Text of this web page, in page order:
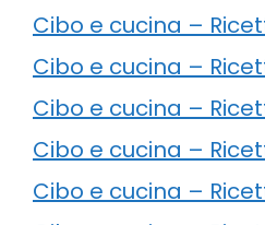
Cibo e cucina –
Cibo e cucina –
Cibo e cucina –
Cibo e cucina –
Cibo e cucina –